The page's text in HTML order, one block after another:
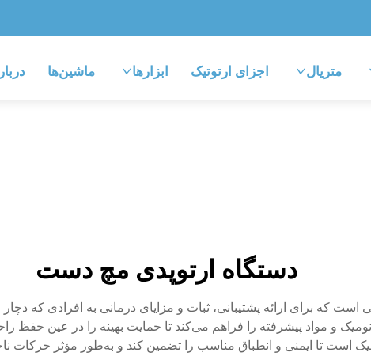
متریال اجزای ارتوتیک ابزارها ماشین‌ها
دستگاه ارتوپدی مچ دست
که برای ارائه پشتیبانی، ثبات و مزایای درمانی به افرادی
و مواد پیشرفته را فراهم می‌کند تا حمایت بهینه را در عین حفظ
است تا ایمنی و انطباق مناسب را تضمین کند و به‌طور مؤثر حرکات